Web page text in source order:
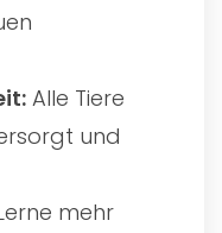
Alle Tiere
und
mehr